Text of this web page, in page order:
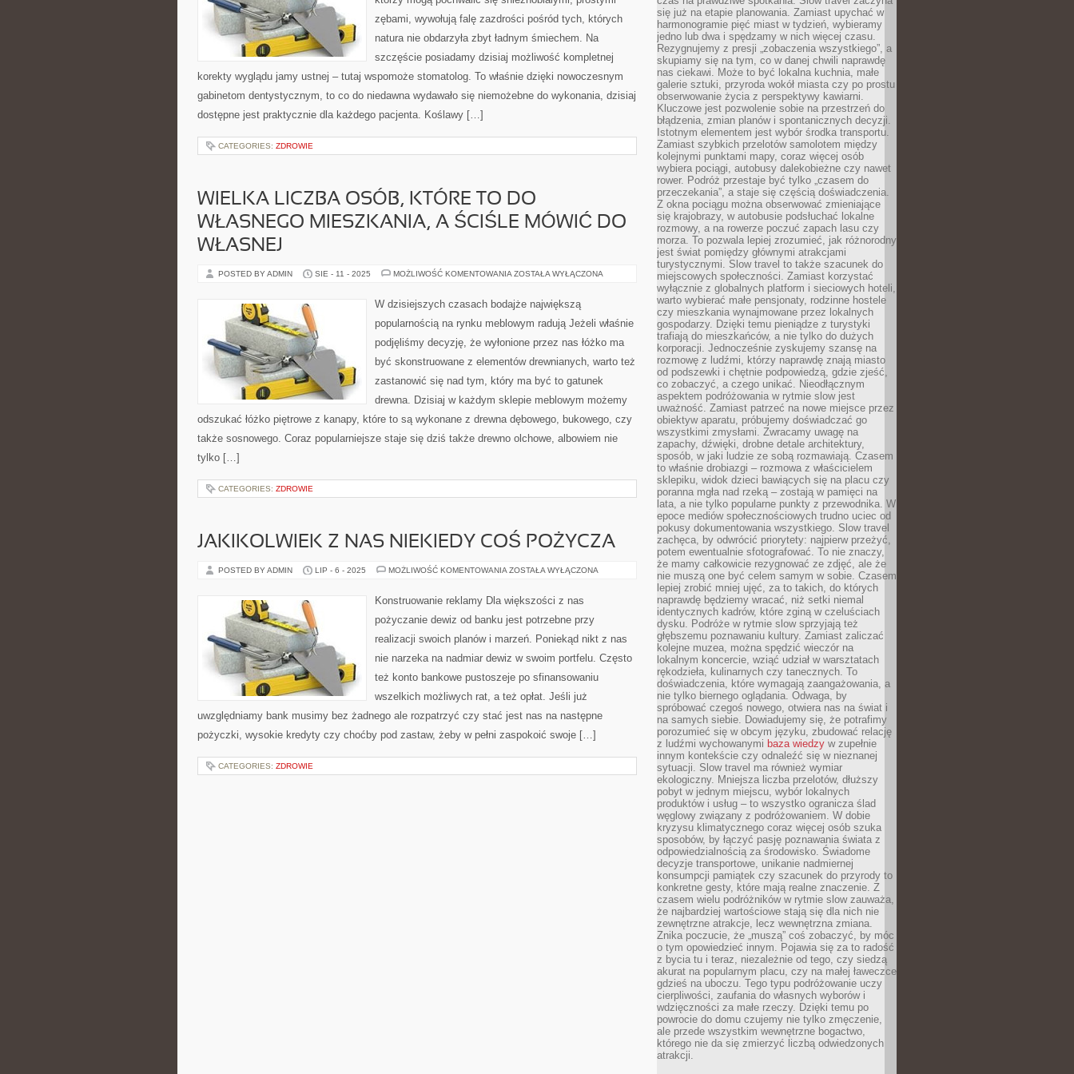
CATERINGOWE
WYBITNIE
zębami, wywołują falę zazdrości pośród tych, których
natura nie obdarzyła zbyt ładnym śmiechem. Na
szczęście posiadamy dzisiaj możliwość kompletnej
korekty wyglądu jamy ustnej – tutaj wspomoże stomatolog. To właśnie dzięki nowoczesnym
gabinetom dentystycznym, to co do niedawna wydawało się niemożebne do wykonania, dzisiaj
dostępne jest praktycznie dla każdego pacjenta. Koślawy […]
CATEGORIES: ZDROWIE
WIELKA LICZBA OSÓB, KTÓRE TO DO
WŁASNEGO MIESZKANIA, A ŚCIŚLE MÓWIĆ DO
WŁASNEJ
POSTED BY ADMIN SIE - 11 - 2025 MOŻLIWOŚĆ KOMENTOWANIA WIELKA
KTÓRE
TO
WŁASNEGO
A
MÓWIĆ
WŁASNEJ
ZOSTAŁA WYŁĄCZONA
W dzisiejszych czasach bodajże największą
popularnością na rynku meblowym radują Jeżeli właśnie
podjęliśmy decyzję, że wyłonione przez nas łóżko ma
być skonstruowane z elementów drewnianych, warto też
zastanowić się nad tym, który ma być to gatunek
drewna. Dzisiaj w każdym sklepie meblowym możemy
odszukać łóżko piętrowe z kanapy, które to są wykonane z drewna dębowego, bukowego, czy
także sosnowego. Coraz popularniejsze staje się dziś także drewno olchowe, albowiem nie
tylko […]
CATEGORIES: ZDROWIE
JAKIKOLWIEK Z NAS NIEKIEDY COŚ POŻYCZA
POSTED BY ADMIN LIP - 6 - 2025 MOŻLIWOŚĆ KOMENTOWANIA JAKIKOLWIEK
NIEKIEDY
COŚ
ZOSTAŁA WYŁĄCZONA
Konstruowanie reklamy Dla większości z nas
pożyczanie dewiz od banku jest potrzebne przy
realizacji swoich planów i marzeń. Poniekąd nikt z nas
nie narzeka na nadmiar dewiz w swoim portfelu. Często
też konto bankowe pustoszeje po sfinansowaniu
wszelkich możliwych rat, a też opłat. Jeśli już
uwzględniamy bank musimy bez żadnego ale rozpatrzyć czy stać jest nas na następne
pożyczki, wysokie kredyty czy choćby pod zastaw, żeby w pełni zaspokoić swoje […]
CATEGORIES: ZDROWIE
się już na etapie planowania. Zamiast upychać w
harmonogramie pięć miast w tydzień, wybieramy
jedno lub dwa i spędzamy w nich więcej czasu.
Rezygnujemy z presji „zobaczenia wszystkiego”, a
skupiamy się na tym, co w danej chwili naprawdę
nas ciekawi. Może to być lokalna kuchnia, małe
galerie sztuki, przyroda wokół miasta czy po prostu
obserwowanie życia z perspektywy kawiarni.
Kluczowe jest pozwolenie sobie na przestrzeń do
błądzenia, zmian planów i spontanicznych decyzji.
Istotnym elementem jest wybór środka transportu.
Zamiast szybkich przelotów samolotem między
kolejnymi punktami mapy, coraz więcej osób
wybiera pociągi, autobusy dalekobieżne czy nawet
rower. Podróż przestaje być tylko „czasem do
przeczekania”, a staje się częścią doświadczenia.
Z okna pociągu można obserwować zmieniające
się krajobrazy, w autobusie podsłuchać lokalne
rozmowy, a na rowerze poczuć zapach lasu czy
morza. To pozwala lepiej zrozumieć, jak różnorodny
jest świat pomiędzy głównymi atrakcjami
turystycznymi. Slow travel to także szacunek do
miejscowych społeczności. Zamiast korzystać
wyłącznie z globalnych platform i sieciowych hoteli,
warto wybierać małe pensjonaty, rodzinne hostele
czy mieszkania wynajmowane przez lokalnych
gospodarzy. Dzięki temu pieniądze z turystyki
trafiają do mieszkańców, a nie tylko do dużych
korporacji. Jednocześnie zyskujemy szansę na
rozmowę z ludźmi, którzy naprawdę znają miasto
od podszewki i chętnie podpowiedzą, gdzie zjeść,
co zobaczyć, a czego unikać. Nieodłącznym
aspektem podróżowania w rytmie slow jest
uważność. Zamiast patrzeć na nowe miejsce przez
obiektyw aparatu, próbujemy doświadczać go
wszystkimi zmysłami. Zwracamy uwagę na
zapachy, dźwięki, drobne detale architektury,
sposób, w jaki ludzie ze sobą rozmawiają. Czasem
to właśnie drobiazgi – rozmowa z właścicielem
sklepiku, widok dzieci bawiących się na placu czy
poranna mgła nad rzeką – zostają w pamięci na
lata, a nie tylko popularne punkty z przewodnika. W
epoce mediów społecznościowych trudno uciec od
pokusy dokumentowania wszystkiego. Slow travel
zachęca, by odwrócić priorytety: najpierw przeżyć,
potem ewentualnie sfotografować. To nie znaczy,
że mamy całkowicie rezygnować ze zdjęć, ale że
nie muszą one być celem samym w sobie. Czasem
lepiej zrobić mniej ujęć, za to takich, do których
naprawdę będziemy wracać, niż setki niemal
identycznych kadrów, które zginą w czeluściach
dysku. Podróże w rytmie slow sprzyjają też
głębszemu poznawaniu kultury. Zamiast zaliczać
kolejne muzea, można spędzić wieczór na
lokalnym koncercie, wziąć udział w warsztatach
rękodzieła, kulinarnych czy tanecznych. To
doświadczenia, które wymagają zaangażowania, a
nie tylko biernego oglądania. Odwaga, by
spróbować czegoś nowego, otwiera nas na świat i
na samych siebie. Dowiadujemy się, że potrafimy
porozumieć się w obcym języku, zbudować relację
z ludźmi wychowanymi baza wiedzy w zupełnie
innym kontekście czy odnaleźć się w nieznanej
sytuacji. Slow travel ma również wymiar
ekologiczny. Mniejsza liczba przelotów, dłuższy
pobyt w jednym miejscu, wybór lokalnych
produktów i usług – to wszystko ogranicza ślad
węglowy związany z podróżowaniem. W dobie
kryzysu klimatycznego coraz więcej osób szuka
sposobów, by łączyć pasję poznawania świata z
odpowiedzialnością za środowisko. Świadome
decyzje transportowe, unikanie nadmiernej
konsumpcji pamiątek czy szacunek do przyrody to
konkretne gesty, które mają realne znaczenie. Z
czasem wielu podróżników w rytmie slow zauważa,
że najbardziej wartościowe stają się dla nich nie
zewnętrzne atrakcje, lecz wewnętrzna zmiana.
Znika poczucie, że „muszą” coś zobaczyć, by móc
o tym opowiedzieć innym. Pojawia się za to radość
z bycia tu i teraz, niezależnie od tego, czy siedzą
akurat na popularnym placu, czy na małej ławeczce
gdzieś na uboczu. Tego typu podróżowanie uczy
cierpliwości, zaufania do własnych wyborów i
wdzięczności za małe rzeczy. Dzięki temu po
powrocie do domu czujemy nie tylko zmęczenie,
ale przede wszystkim wewnętrzne bogactwo,
którego nie da się zmierzyć liczbą odwiedzonych
atrakcji.